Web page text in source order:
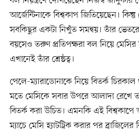
আর্জেন্টিনাকে বিশ্বকাপ জিতিয়েছেন।
সবকিছুর একটা নিখুঁত সমন্বয়। তাঁর
বয়সেও তরুণ প্রতিপক্ষরা বল নিয়ে মেসির
এখানেই তাঁর শ্রেষ্ঠত্ব।
পেলে-ম্যারাডোনাকে নিয়ে বিতর্ক
মতে মেসিকে সবার উপরে আলাদা রেখে
বিতর্ক করা উচিত। এমনকি এই বিশ্বকাপে
ম্যাচে মেসি হ্যাটট্রিক করার পর